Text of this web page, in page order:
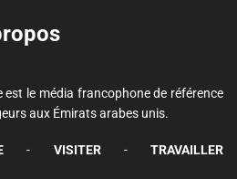
est le média francophone de référence
aux Émirats arabes unis.
- VISITER - TRAVAILLER